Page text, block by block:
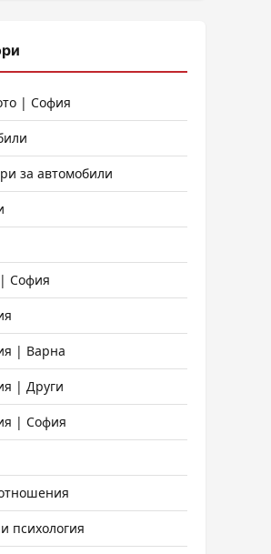
| София
за автомобили
София
| Варна
| Други
| София
психология